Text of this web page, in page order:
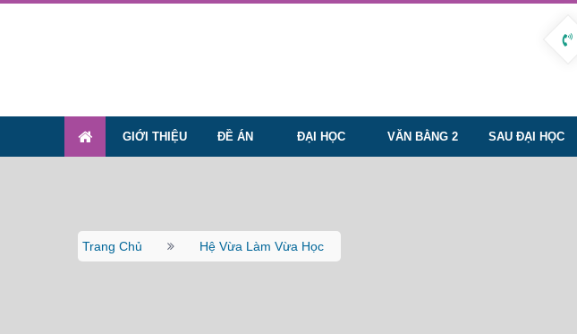
GIỚI THIỆU ĐỀ ÁN ĐẠI HỌC VĂN BẰNG 2 SAU ĐẠI HỌC
Trang Chủ Hệ Vừa Làm Vừa Học